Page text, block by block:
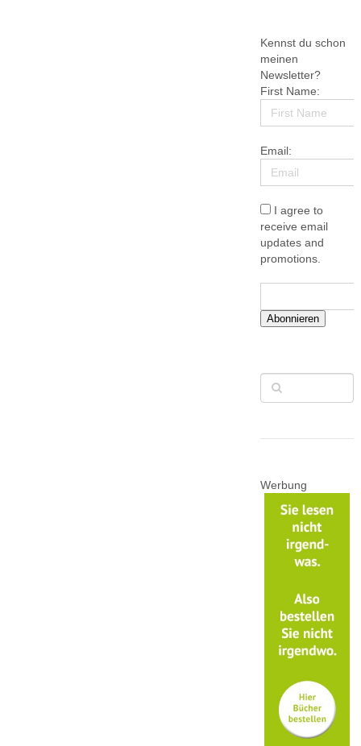
Kennst du schon
meinen
Newsletter?
First Name:
Email:
I agree to
receive email
updates and
promotions.
Abonnieren
Werbung